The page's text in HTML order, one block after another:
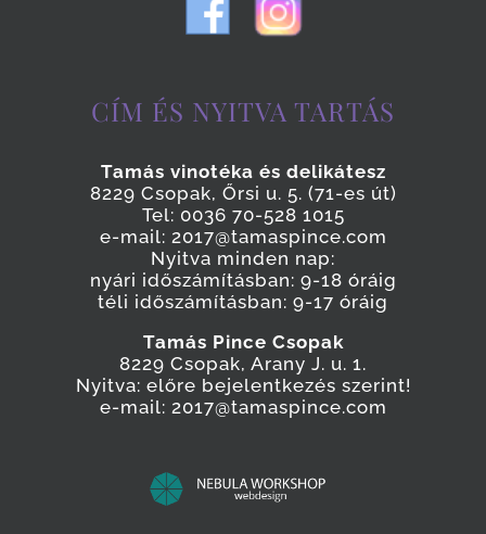
CÍM ÉS NYITVA TARTÁS
Tamás vinotéka és delikátesz
8229 Csopak, Őrsi u. 5. (71-es út)
Tel: 0036 70-528 1015
e-mail: 2017@tamaspince.com
Nyitva minden nap:
nyári időszámításban: 9-18 óráig
téli időszámításban: 9-17 óráig
Tamás Pince Csopak
8229 Csopak, Arany J. u. 1.
Nyitva: előre bejelentkezés szerint!
e-mail: 2017@tamaspince.com